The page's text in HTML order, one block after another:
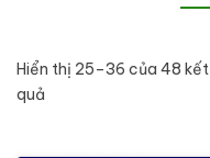
Hiển thị 25–36 của 48 kết
quả